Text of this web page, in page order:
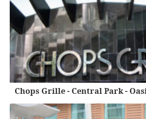
Chops Grille - Central Park -